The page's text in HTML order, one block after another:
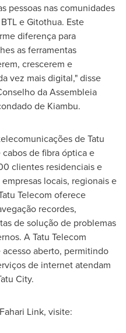
pessoas nas comunidades
e Gitothua. Este
diferença para
as ferramentas
crescerem e
vez mais digital," disse
da Assembleia
de Kiambu.
de Tatu
de fibra óptica e
clientes residenciais e
locais, regionais e
Telecom oferece
recordes,
de solução de problemas
A Tatu Telecom
aberto, permitindo
de internet atendam
City.
Link, visite: